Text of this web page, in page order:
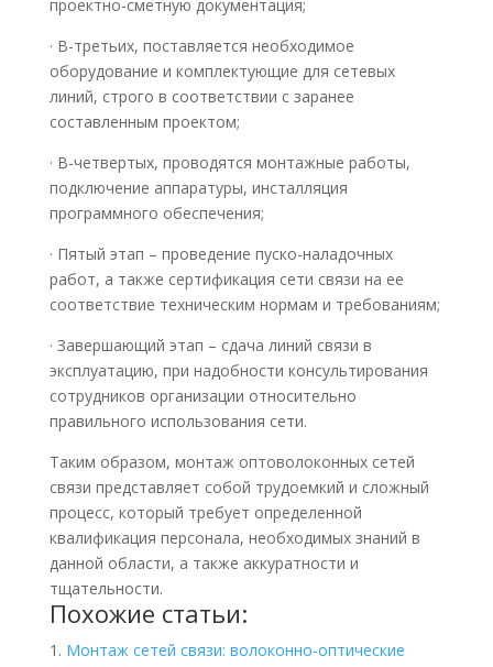
проектно-сметную документация;
· В-третьих, поставляется необходимое
оборудование и комплектующие для сетевых
линий, строго в соответствии с заранее
составленным проектом;
· В-четвертых, проводятся монтажные работы,
подключение аппаратуры, инсталляция
программного обеспечения;
· Пятый этап – проведение пуско-наладочных
работ, а также сертификация сети связи на ее
соответствие техническим нормам и требованиям;
· Завершающий этап – сдача линий связи в
эксплуатацию, при надобности консультирования
сотрудников организации относительно
правильного использования сети.
Таким образом, монтаж оптоволоконных сетей
связи представляет собой трудоемкий и сложный
процесс, который требует определенной
квалификация персонала, необходимых знаний в
данной области, а также аккуратности и
тщательности.
Похожие статьи:
Монтаж сетей связи: волоконно-оптические